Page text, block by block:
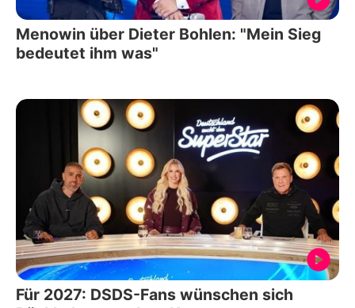
Menowin über Dieter Bohlen: "Mein Sieg
bedeutet ihm was"
Für 2027: DSDS-Fans wünschen sich